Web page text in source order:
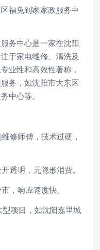
福兔到家家政服务中
务中心是一家在沈阳
于家电维修、清洗及
业性和高效性著称，
务，如沈阳市大东区
中心等。
修师傅，技术过硬，
透明，无隐形消费。
，响应速度快。
项目，如沈阳嘉里城